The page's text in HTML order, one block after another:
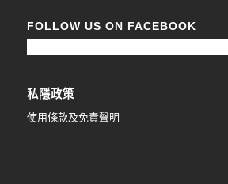
FOLLOW US ON FACEBOOK
私隱政策
使用條款及免責聲明